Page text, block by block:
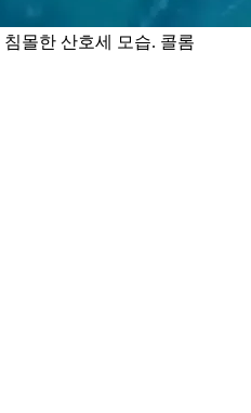
몰한 산호세 모습. 콜롬